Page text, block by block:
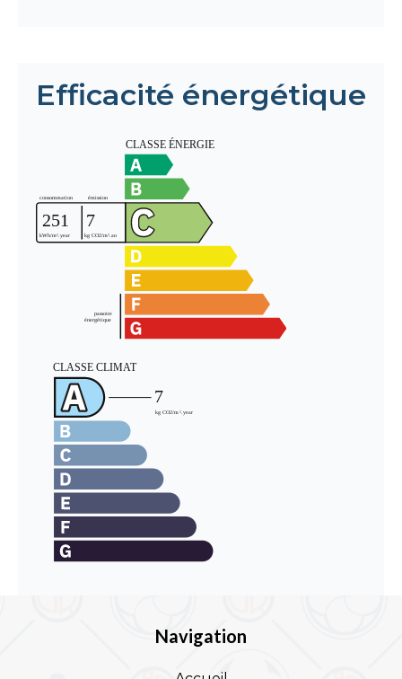
Efficacité énergétique
Navigation